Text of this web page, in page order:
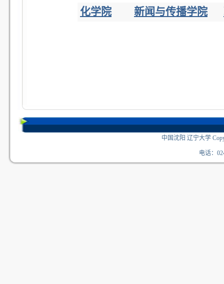
化学院 新闻与传播学院
中国沈阳 辽宁大学
电话：